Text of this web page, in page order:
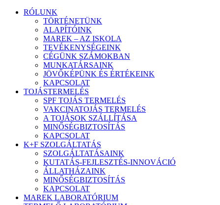
RÓLUNK
TÖRTÉNETÜNK
ALAPÍTÓINK
MAREK – AZ ISKOLA
TEVÉKENYSÉGEINK
CÉGÜNK SZÁMOKBAN
MUNKATÁRSAINK
JÖVŐKÉPÜNK ÉS ÉRTÉKEINK
KAPCSOLAT
TOJÁSTERMELÉS
SPF TOJÁS TERMELÉS
VAKCINATOJÁS TERMELÉS
A TOJÁSOK SZÁLLÍTÁSA
MINŐSÉGBIZTOSÍTÁS
KAPCSOLAT
K+F SZOLGÁLTATÁS
SZOLGÁLTATÁSAINK
KUTATÁS-FEJLESZTÉS-INNOVÁCIÓ
ÁLLATHÁZAINK
MINŐSÉGBIZTOSÍTÁS
KAPCSOLAT
MAREK LABORATÓRIUM